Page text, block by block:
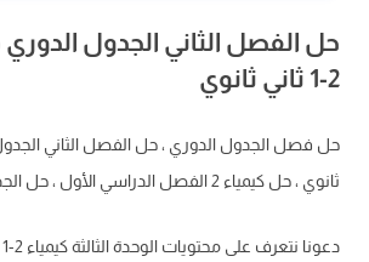
حل الفصل الثاني الجدول الدوري
2-1 ثاني ثانوي
حل فصل الجدول الدوري ، حل الفصل الثاني الجدول
ثانوي ، حل كيمياء 2 الفصل الدراسي الأول ، حل الجدول الدوري